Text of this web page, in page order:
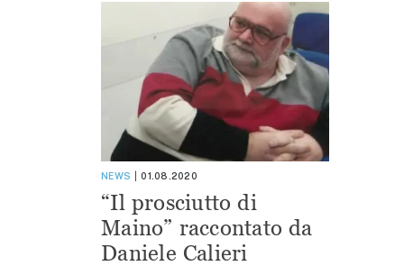
NEWS 01.08.2020
“Il prosciutto di
Maino” raccontato da
Daniele Calieri